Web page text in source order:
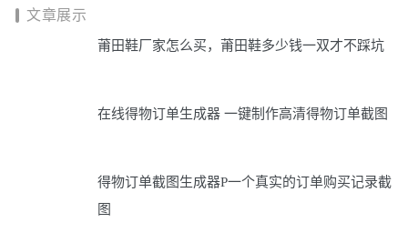
文章展示
莆田鞋厂家怎么买，莆田鞋多少钱一双才不踩坑
在线得物订单生成器 一键制作高清得物订单截图
得物订单截图生成器P一个真实的订单购买记录截
图